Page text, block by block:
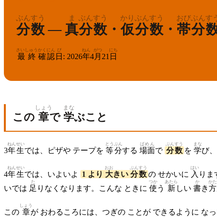
分数
ぶんすう
—真
ま
分数
ぶんすう
・仮
かり
分数
ぶんすう
・ 帯
おび
分
ぶんす
最終
さいしゅう
確認
かくにん
日
び
: 2026年
ねん
4月
がつ
21 日
にち
この 章
しょう
で 学
まな
ぶこと
3年生
ねんせい
では、ピザや テープを 等分
とうぶん
する 場面
ばめん
で 分数
ぶんすう
を 学
まな
び、
4年生
ねんせい
では、いよいよ 1 より 大
おお
きい 分数
ぶんすう
の せかいに 入
はい
りま
いでは 足
た
りなくなります。こんな ときに 使
つか
う 新
あたら
しい 書
か
き方
かた
この 章
しょう
が おわるころには、つぎの ことが できるように な